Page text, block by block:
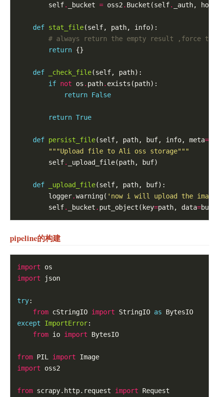
        self
. _bucket = oss2 . Bucket(self. _auth,
def stat_file(self, path, info):
# always return the empty result ,force
return {}
def _check_file(self, path):
if not os . path. exists(path):
return False
return True
def persist_file(self, path, buf, info, meta=
"""Upload file to Ali oss storage"""
        self
. _upload_file(path, buf)
def _upload_file(self, path, buf):
        logger
.warning( 'now i will upload the
        self
. _bucket . put_object(key=path, data=buf
pipeline的构建
import
import json
try:
from cStringIO import StringIO as
except
ImportError:
from io import BytesIO
from PIL import
import oss2
from scrapy.http.request import